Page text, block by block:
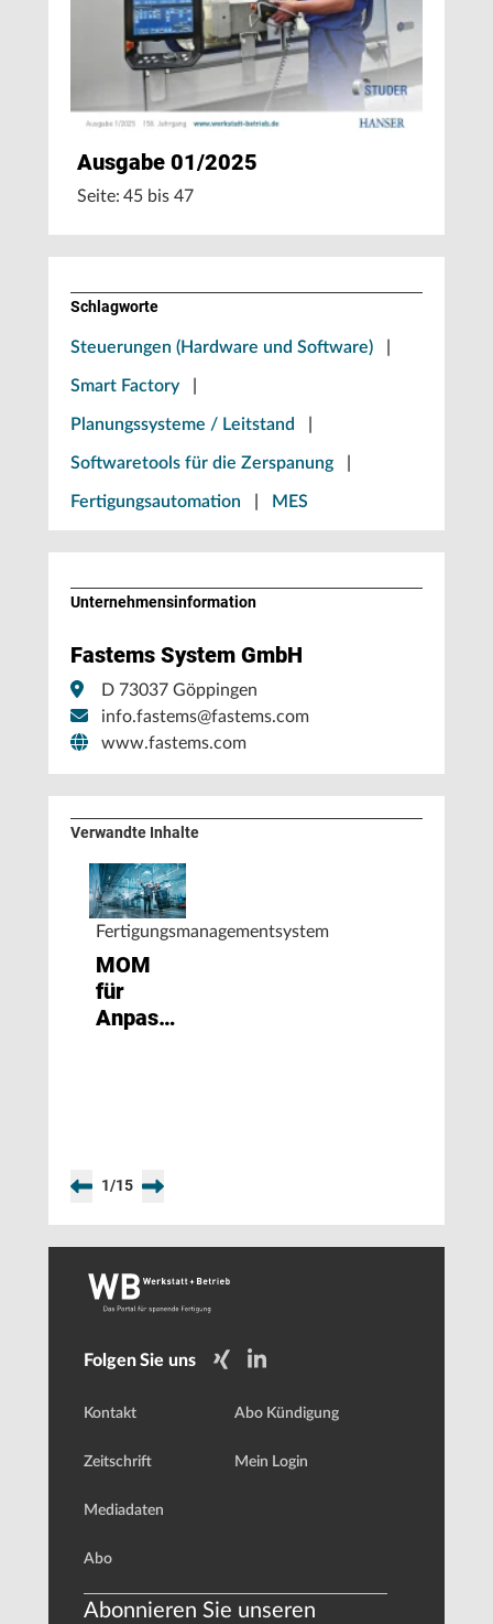
Ausgabe 01/2025
Seite: 45 bis 47
Schlagworte
Steuerungen (Hardware und Software)
Smart Factory
Planungssysteme / Leitstand
Softwaretools für die Zerspanung
Fertigungsautomation MES
Unternehmens­information
Fastems System GmbH
D 73037 Göppingen
info.fastems@fastems.com
www.fastems.com
Verwandte Inhalte
Fertigungsmanagementsystem
MOM
für
Anpassungsfähigkeit
1/15
Folgen Sie uns
Kontakt
Zeitschrift
Mediadaten
Abo
Abo Kündigung
Mein Login
Abonnieren Sie unseren